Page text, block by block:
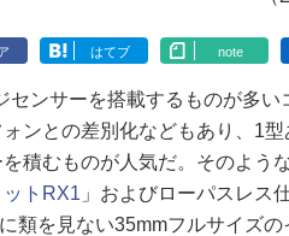
はてブ note
センサーを搭載するものが多い
ンとの差別化などもあり、1
積むものが人気だ。そのよう
トRX1 」およびローパスレス
類を見ない35mmフルサイズ